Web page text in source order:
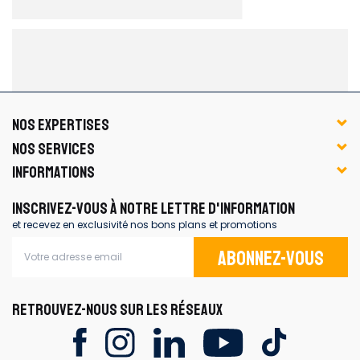
NOS EXPERTISES
NOS SERVICES
INFORMATIONS
INSCRIVEZ-VOUS À NOTRE LETTRE D'INFORMATION
et recevez en exclusivité nos bons plans et promotions
Abonnez-vous
RETROUVEZ-NOUS SUR LES RÉSEAUX